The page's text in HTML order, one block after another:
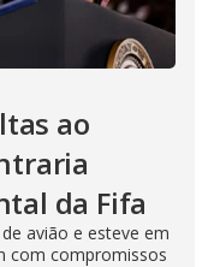
ao
da Fifa
avião e esteve em
com compromissos